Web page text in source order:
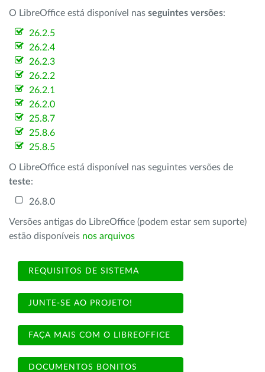
O LibreOffice está disponível nas seguintes versões:
26.2.5
26.2.4
26.2.3
26.2.2
26.2.1
26.2.0
25.8.7
25.8.6
25.8.5
O LibreOffice está disponível nas seguintes versões de
teste:
26.8.0
Versões antigas do LibreOffice (podem estar sem suporte)
estão disponíveis nos arquivos
REQUISITOS DE SISTEMA
JUNTE-SE AO PROJETO!
FAÇA MAIS COM O LIBREOFFICE
DOCUMENTOS BONITOS